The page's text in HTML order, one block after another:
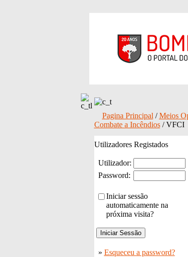
Pagina Principal /Meios
Combate a Incêndios/ VFCI
Utilizadores Registados
Utilizador:
Password:
Iniciar sessão
automaticamente na
próxima visita?
» Esqueceu a password?